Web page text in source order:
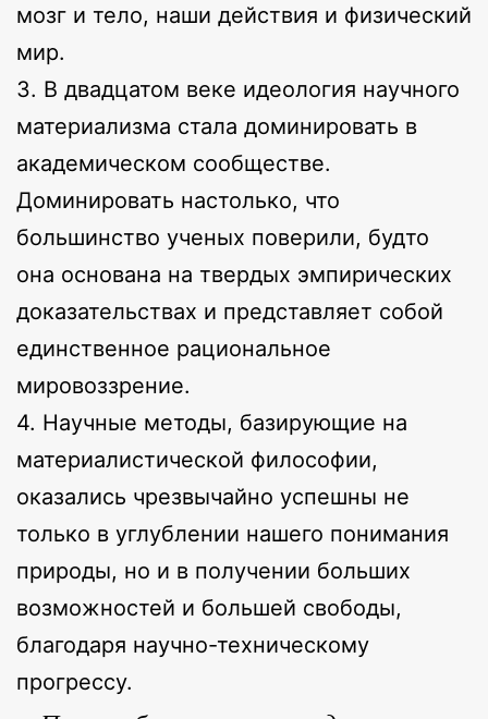
мозг и тело, наши действия и физический
мир.
3. В двадцатом веке идеология научного
материализма стала доминировать в
академическом сообществе.
Доминировать настолько, что
большинство ученых поверили, будто
она основана на твердых эмпирических
доказательствах и представляет собой
единственное рациональное
мировоззрение.
4. Научные методы, базирующие на
материалистической философии,
оказались чрезвычайно успешны не
только в углублении нашего понимания
природы, но и в получении больших
возможностей и большей свободы,
благодаря научно-техническому
прогрессу.